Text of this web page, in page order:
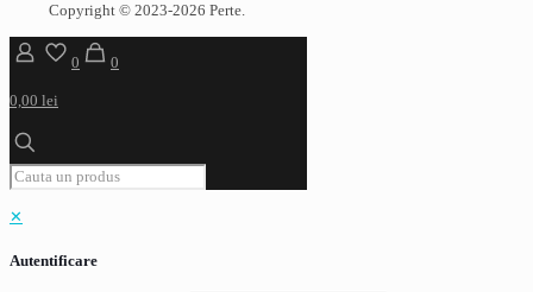
Copyright © 2023-2026 Perte.
0 0
0,00 lei
✕
Autentificare